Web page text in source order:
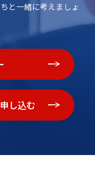
と一緒に考えましょ
し込む